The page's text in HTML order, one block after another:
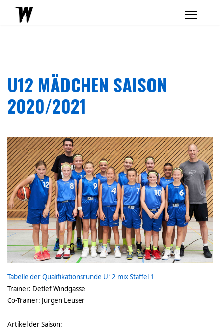
U12 MÄDCHEN SAISON
2020/2021
Tabelle der Qualifikationsrunde U12 mix Staffel 1
Trainer: Detlef Windgasse
Co-Trainer: Jürgen Leuser
Artikel der Saison: